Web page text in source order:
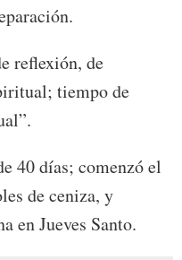
reflexión, de
tiempo de
40 días; comenzó el
de ceniza, y
en Jueves Santo.